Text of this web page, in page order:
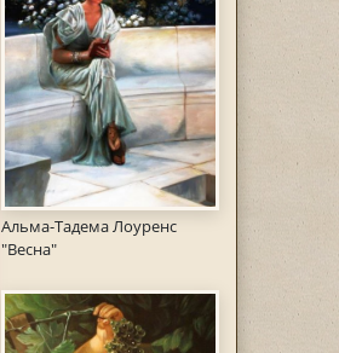
Альма-Тадема Лоуренс
"Весна"